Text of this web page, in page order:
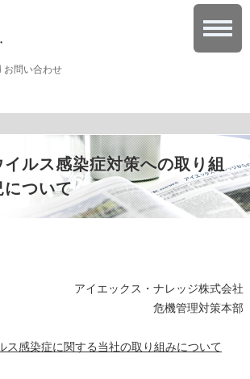
お問い合わせ
ルス感染症対策への取り組
について
アイエックス・ナレッジ株式会社
危機管理対策本部
ス感染症に関する当社の取り組みについて